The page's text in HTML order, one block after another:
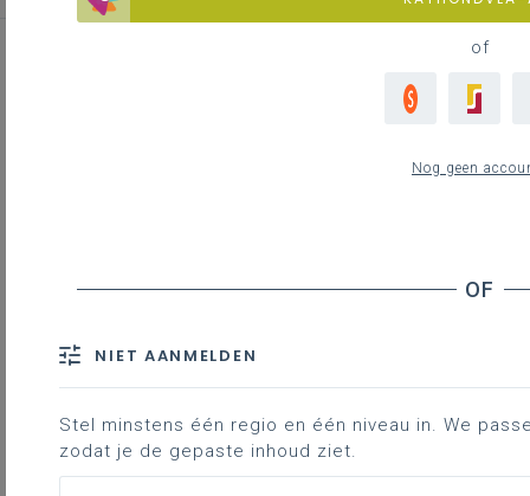
welke pedagogisch begeleider je
onderdeel. Contactgegevens vind je
helemaal onderaan de pagina.
regio
Antwerpen
regio
of
Nog geen
NIET AANMELDEN
Stel minstens één regio en één niveau in. We
zodat je de gepaste inhoud ziet.